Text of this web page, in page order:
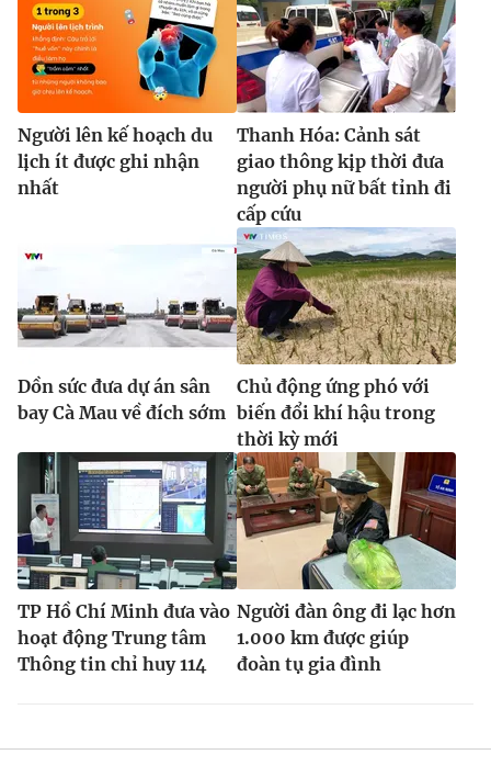
Người lên kế hoạch du
lịch ít được ghi nhận
nhất
Thanh Hóa: Cảnh sát
giao thông kịp thời đưa
người phụ nữ bất tỉnh đi
cấp cứu
Dồn sức đưa dự án sân
bay Cà Mau về đích sớm
Chủ động ứng phó với
biến đổi khí hậu trong
thời kỳ mới
TP Hồ Chí Minh đưa vào
hoạt động Trung tâm
Thông tin chỉ huy 114
Người đàn ông đi lạc hơn
1.000 km được giúp
đoàn tụ gia đình